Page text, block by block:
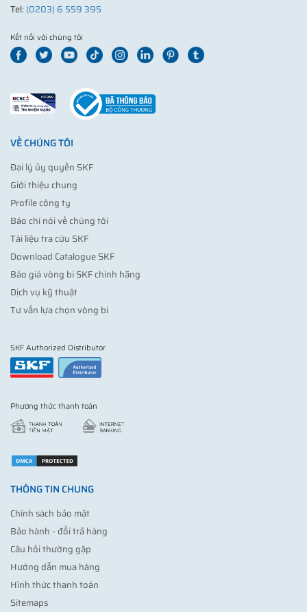
Tel: (0203) 6 559 395
Kết nối với chúng tôi
VỀ CHÚNG TÔI
Đại lý ủy quyền SKF
Giới thiệu chung
Profile công ty
Báo chí nói về chúng tôi
Tài liệu tra cứu SKF
Download Catalogue SKF
Báo giá vòng bi SKF chính hãng
Dịch vụ kỹ thuật
Tư vấn lựa chọn vòng bi
SKF Authorized Distributor
Phương thức thanh toán
THÔNG TIN CHUNG
Chính sách bảo mật
Bảo hành - đổi trả hàng
Câu hỏi thường gặp
Hướng dẫn mua hàng
Hình thức thanh toán
Sitemaps